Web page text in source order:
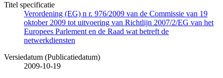
Titel specificatie
Verordening (EG) n r. 976/2009 van de Commissie van 19
oktober 2009 tot uitvoering van Richtlijn 2007/2/EG van het
Europees Parlement en de Raad wat betreft de
netwerkdiensten
Versiedatum (Publicatiedatum)
2009-10-19